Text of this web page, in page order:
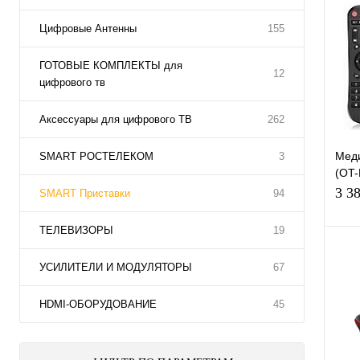
Цифровые Антенны 155
ГОТОВЫЕ КОМПЛЕКТЫ для
цифрового тв
12
Аксессуары для цифрового ТВ 262
SMART РОСТЕЛЕКОМ 3
SMART Приставки 94
ТЕЛЕВИЗОРЫ 19
УСИЛИТЕЛИ И МОДУЛЯТОРЫ 67
НDMI-ОБОРУДОВАНИЕ 45
3